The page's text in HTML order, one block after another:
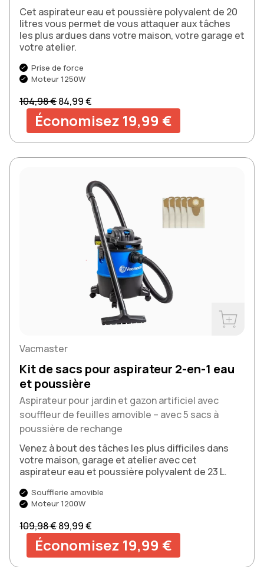
Cet aspirateur eau et poussière polyvalent de 20
litres vous permet de vous attaquer aux tâches
les plus ardues dans votre maison, votre garage et
votre atelier.
Prise de force
Moteur 1250W
Prix normal
104,98 €Prix soldé
84,99 €
Économisez 19,99 €
Vacmaster
Kit de sacs pour aspirateur 2-en-1 eau
et poussière
Aspirateur pour jardin et gazon artificiel avec
souffleur de feuilles amovible – avec 5 sacs à
poussière de rechange
Venez à bout des tâches les plus difficiles dans
votre maison, garage et atelier avec cet
aspirateur eau et poussière polyvalent de 23 L.
Soufflerie amovible
Moteur 1200W
Prix normal
109,98 €Prix soldé
89,99 €
Économisez 19,99 €